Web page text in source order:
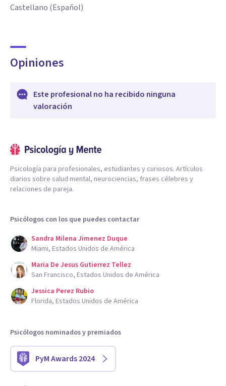
Castellano (Español)
Opiniones
Este profesional no ha recibido ninguna
valoración
Psicología para profesionales, estudiantes y curiosos. Artículos
diarios sobre salud mental, neurociencias, frases célebres y
relaciones de pareja.
Psicólogos con los que puedes contactar
Sandra Milena Jimenez Duque
Miami, Estados Unidos de América
Maria De Jesus Gutierrez Tellez
San Francisco, Estados Unidos de América
Jessica Perez Rubio
Florida, Estados Unidos de América
Psicólogos nominados y premiados
PyM Awards 2024